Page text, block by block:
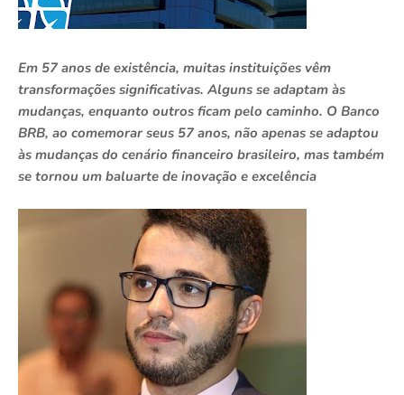
Em 57 anos de existência, muitas instituições vêm
transformações significativas. Alguns se adaptam às
mudanças, enquanto outros ficam pelo caminho. O Banco
BRB, ao comemorar seus 57 anos, não apenas se adaptou
às mudanças do cenário financeiro brasileiro, mas também
se tornou um baluarte de inovação e excelência